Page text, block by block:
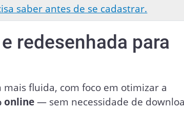
saber antes de se cadastrar.
redesenhada para
fluida, com foco em otimizar a
online — sem necessidade de